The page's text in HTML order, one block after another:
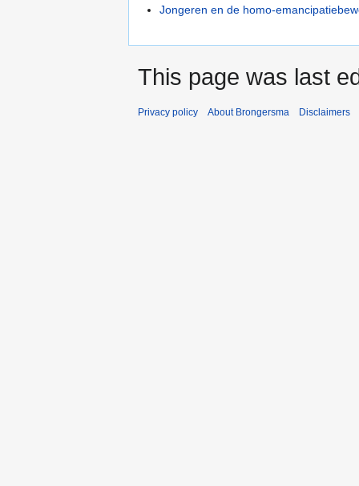
Jongeren en de homo-
This page was last
Privacy policy About Brongersma Disclaimers